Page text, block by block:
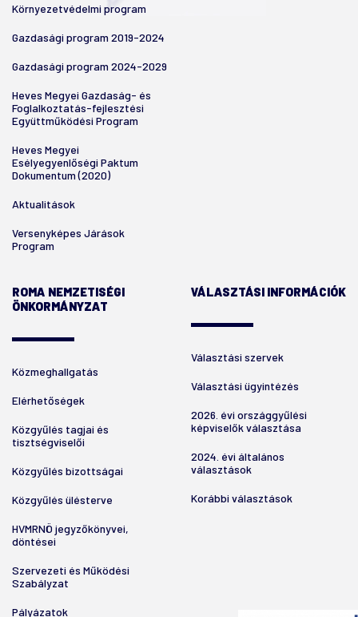
Környezetvédelmi program
Gazdasági program 2019-2024
Gazdasági program 2024-2029
Heves Megyei Gazdaság- és
Foglalkoztatás-fejlesztési
Együttműködési Program
Heves Megyei
Esélyegyenlőségi Paktum
Dokumentum (2020)
Aktualitások
Versenyképes Járások
Program
ROMA NEMZETISÉGI
ÖNKORMÁNYZAT
Közmeghallgatás
Elérhetőségek
Közgyűlés tagjai és
tisztségviselői
Közgyűlés bizottságai
Közgyűlés ülésterve
HVMRNÖ jegyzőkönyvei,
döntései
Szervezeti és Működési
Szabályzat
Pályázatok
VÁLASZTÁSI INFORMÁCIÓK
Választási szervek
Választási ügyintézés
2026. évi országgyűlési
képviselők választása
2024. évi általános
választások
Korábbi választások